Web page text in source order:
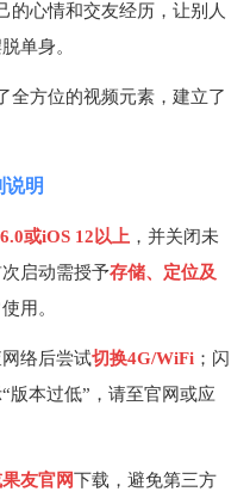
的心情和交友经历，让别人
单身。
全方位的视频元素，建立了
说明
或iOS 12以上 ，并关闭未
启动需授予存储、定位及
用。
络后尝试切换4G/WiFi ；闪
版本过低”，请至官网或应
友官网下载，避免第三方